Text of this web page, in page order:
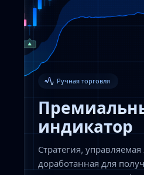
Ручная торговля
индикатор
Стратегия,
доработанная для